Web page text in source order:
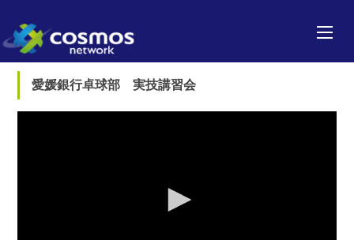
愛媛銀行卓球部 実技講習会